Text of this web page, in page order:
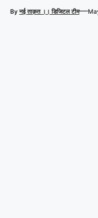
Byनई ताक़त ।। डिजिटल टीम—